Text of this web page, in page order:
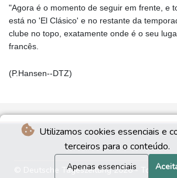
Utilizamos cookies essenciais e
terceiros para o conteúdo.
Apenas essenciais
"Agora é o momento de seguir em frente, e
está no 'El Clásico' e no restante da
clube no topo, exatamente onde é o seu
francês.
(P.Hansen--DTZ)
© Deutsche Tageszeitung 2026 - Todos os